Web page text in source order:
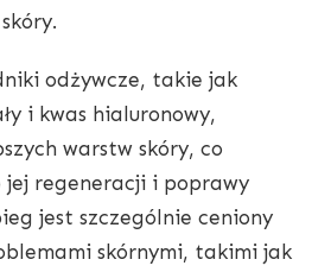
odżywcze, takie jak
i kwas hialuronowy,
warstw skóry, co
jej regeneracji i poprawy
jest szczególnie ceniony
skórnymi, takimi jak